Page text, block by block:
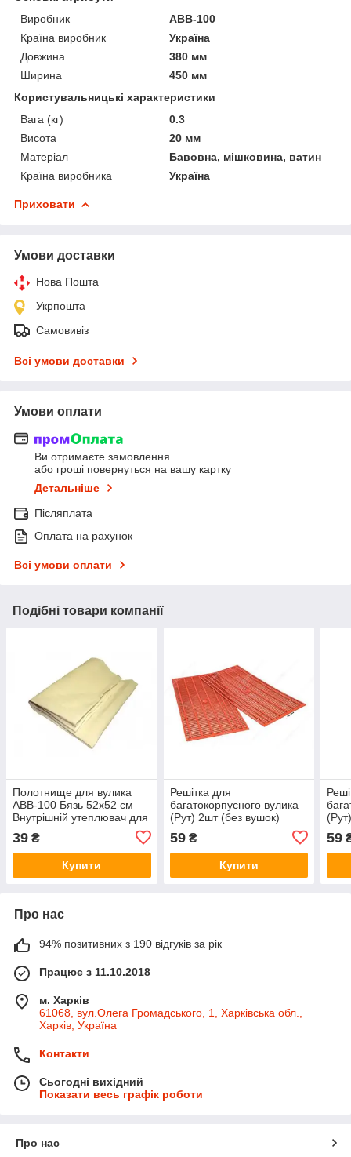
Виробник
АВВ-100
Країна виробник
Україна
Довжина
380 мм
Ширина
450 мм
Користувальницькі характеристики
Вага (кг)
0.3
Висота
20 мм
Матеріал
Бавовна, мішковина, ватин
Країна виробника
Україна
Приховати
Умови доставки
Нова Пошта
Укрпошта
Самовивіз
Всі умови доставки
Умови оплати
Ви отримаєте замовлення
або гроші повернуться на вашу картку
Детальніше
Післяплата
Оплата на рахунок
Всі умови оплати
Подібні товари компанії
Полотнище для вулика
ABB-100 Бязь 52х52 см
Внутрішній утеплювач для
утеплювач
39 ₴
Купити
Решітка для
багатокорпусного вулика
(Рут) 2шт (без вушок)
59₴
Купити
59
Про нас
94% позитивних з 190 відгуків за рік
Працює з 11.10.2018
м. Харків
61068, вул.Олега Громадського, 1, Харківська обл.,
Харків, Україна
Контакти
Сьогодні вихідний
Показати весь графік роботи
Про нас